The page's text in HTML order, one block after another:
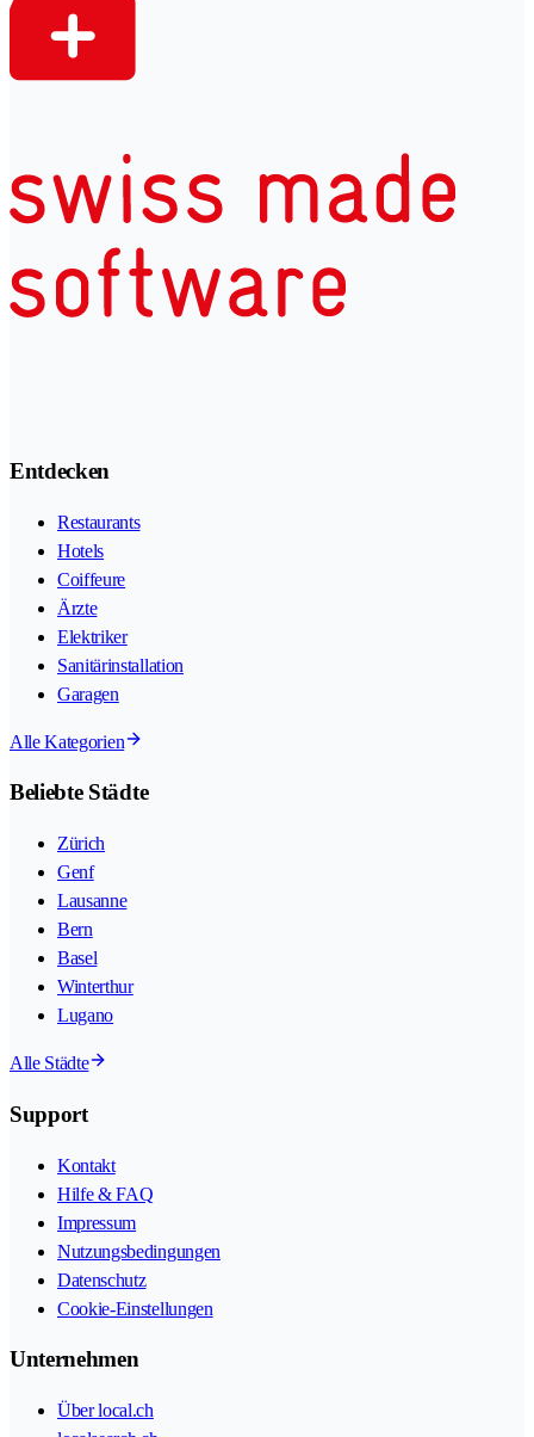
Entdecken
Restaurants
Hotels
Coiffeure
Ärzte
Elektriker
Sanitärinstallation
Garagen
Alle Kategorien
Beliebte Städte
Zürich
Genf
Lausanne
Bern
Basel
Winterthur
Lugano
Alle Städte
Support
Kontakt
Hilfe & FAQ
Impressum
Nutzungsbedingungen
Datenschutz
Cookie-Einstellungen
Unternehmen
Über local.ch